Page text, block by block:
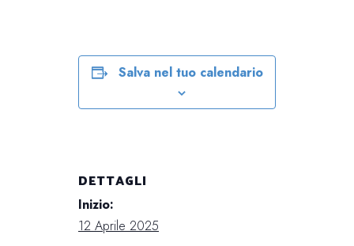
Salva nel tuo calendario
DETTAGLI
Inizio:
12 Aprile 2025